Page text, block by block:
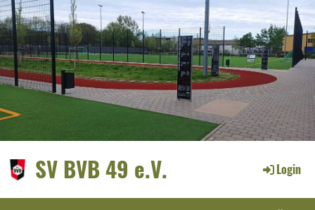
SV BVB 49 e.V. Login